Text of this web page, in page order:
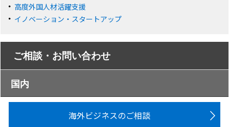
高度外国人材活躍支援
イノベーション・スタートアップ
ご相談・お問い合わせ
国内
海外ビジネスのご相談